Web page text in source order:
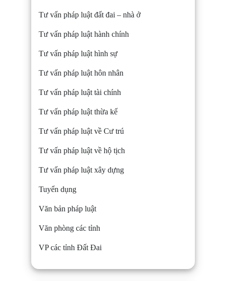
Tư vấn pháp luật đất đai – nhà ở
Tư vấn pháp luật hành chính
Tư vấn pháp luật hình sự
Tư vấn pháp luật hôn nhân
Tư vấn pháp luật tài chính
Tư vấn pháp luật thừa kế
Tư vấn pháp luật về Cư trú
Tư vấn pháp luật về hộ tịch
Tư vấn pháp luật xây dựng
Tuyển dụng
Văn bản pháp luật
Văn phòng các tỉnh
VP các tỉnh Đất Đai